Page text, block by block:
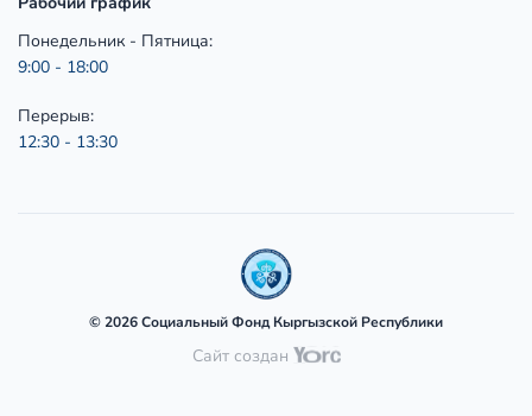
Понедельник - Пятница:
9:00 - 18:00
Перерыв:
12:30 - 13:30
© 2026 Социальный Фонд Кыргызской Республики
Сайт создан